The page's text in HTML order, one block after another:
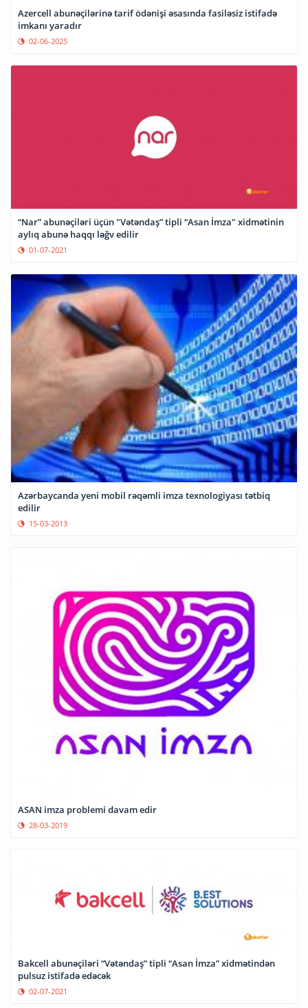
Azercell abunəçilərinə tarif ödənişi əsasında fasiləsiz istifadə
imkanı yaradır
02-06-2025
“Nar” abunəçiləri üçün "Vətəndaş” tipli “Asan İmza" xidmətinin
aylıq abunə haqqı ləğv edilir
01-07-2021
Azərbaycanda yeni mobil rəqəmli imza texnologiyası tətbiq
edilir
15-03-2013
ASAN imza problemi davam edir
28-03-2019
Bakcell abunəçiləri “Vətəndaş” tipli “Asan İmza” xidmətindən
pulsuz istifadə edəcək
02-07-2021